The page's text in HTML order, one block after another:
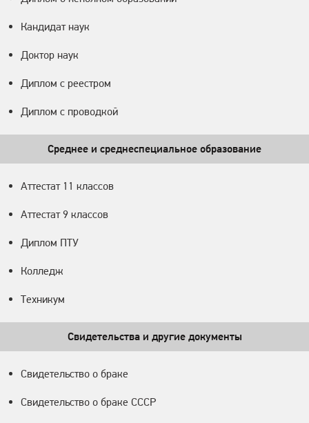
Кандидат наук
Доктор наук
Диплом с реестром
Диплом с проводкой
Среднее и среднеспециальное образование
Аттестат 11 классов
Аттестат 9 классов
Диплом ПТУ
Колледж
Техникум
Свидетельства и другие документы
Свидетельство о браке
Свидетельство о браке СССР